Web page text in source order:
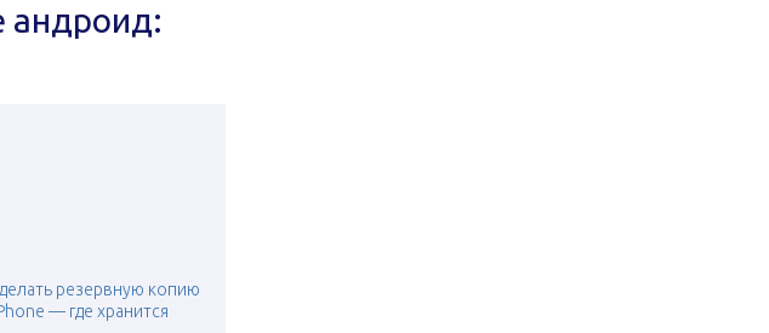
андроид:
резервную копию
— где хранится